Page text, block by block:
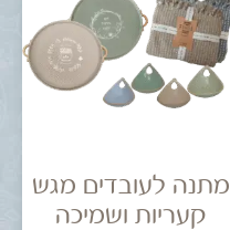
מתנה לעובדים מגש
קעריות ושמיכה